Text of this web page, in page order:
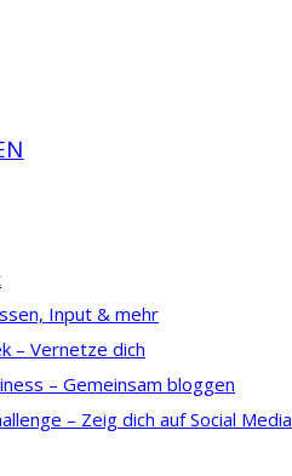
Input & mehr
– Vernetze dich
– Gemeinsam bloggen
– Zeig dich auf Social Media